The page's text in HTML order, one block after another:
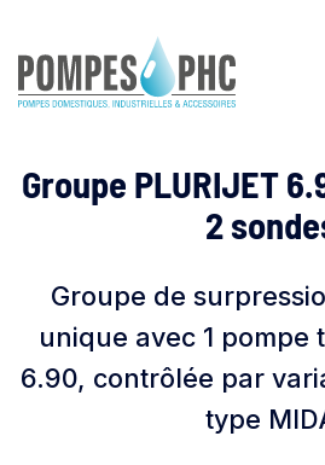
Groupe PLURIJET
2
Groupe de
unique avec 1 pompe
6.90, contrôlée par
type